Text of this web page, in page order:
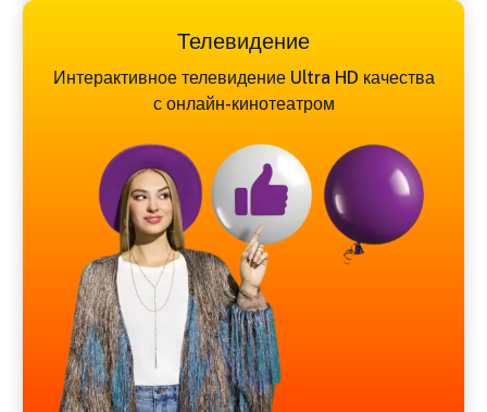
Телевидение
Интерактивное телевидение Ultra HD качества
с онлайн-кинотеатром